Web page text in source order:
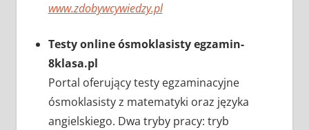
www.zdobywcywiedzy.pl
Testy online ósmoklasisty egzamin-
8klasa.pl
Portal oferujący testy egzaminacyjne
ósmoklasisty z matematyki oraz języka
angielskiego. Dwa tryby pracy: tryb